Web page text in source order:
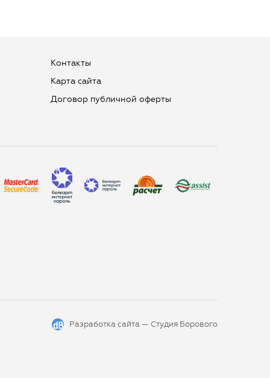
Контакты
Карта сайта
Договор публичной оферты
Разработка сайта — Студия Борового